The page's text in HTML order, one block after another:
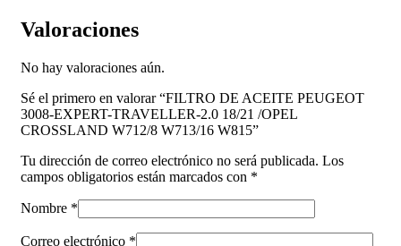
Valoraciones
No hay valoraciones aún.
Sé el primero en valorar “FILTRO DE ACEITE PEUGEOT
3008-EXPERT-TRAVELLER-2.0 18/21 /OPEL
CROSSLAND W712/8 W713/16 W815”
Tu dirección de correo electrónico no será publicada. Los
campos obligatorios están marcados con *
Nombre *
Correo electrónico *